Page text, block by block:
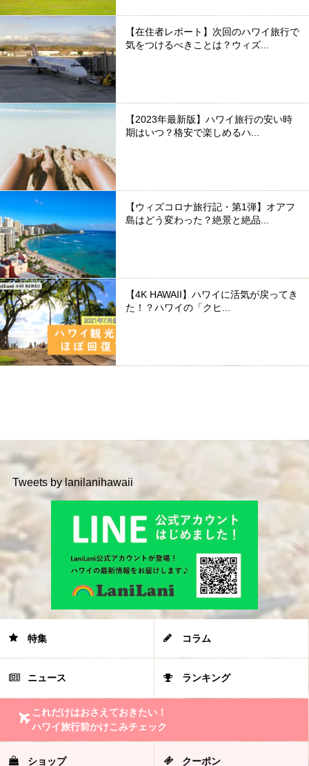
【在住者レポート】次回のハワイ旅行で
気をつけるべきことは？ウィズ...
【2023年最新版】ハワイ旅行の安い時
期はいつ？格安で楽しめるハ...
【ウィズコロナ旅行記・第1弾】オアフ
島はどう変わった？絶景と絶品...
【4K HAWAII】ハワイに活気が戻ってき
た！？ハワイの「クヒ...
Tweets by lanilanihawaii
特集 コラム
ニュース ランキング
これだけはおさえておきたい！
ハワイ旅行前かけこみチェック
ショップ クーポン